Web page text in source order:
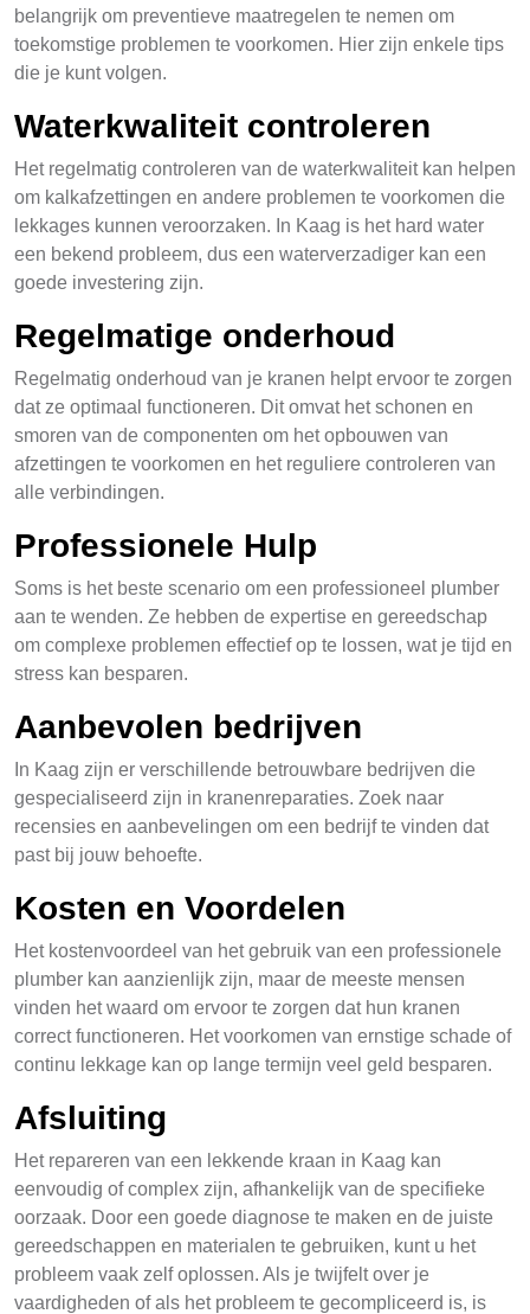
belangrijk om preventieve maatregelen te nemen om
toekomstige problemen te voorkomen. Hier zijn enkele tips
die je kunt volgen.
Waterkwaliteit controleren
Het regelmatig controleren van de waterkwaliteit kan helpen
om kalkafzettingen en andere problemen te voorkomen die
lekkages kunnen veroorzaken. In Kaag is het hard water
een bekend probleem, dus een waterverzadiger kan een
goede investering zijn.
Regelmatige onderhoud
Regelmatig onderhoud van je kranen helpt ervoor te zorgen
dat ze optimaal functioneren. Dit omvat het schonen en
smoren van de componenten om het opbouwen van
afzettingen te voorkomen en het reguliere controleren van
alle verbindingen.
Professionele Hulp
Soms is het beste scenario om een professioneel plumber
aan te wenden. Ze hebben de expertise en gereedschap
om complexe problemen effectief op te lossen, wat je tijd en
stress kan besparen.
Aanbevolen bedrijven
In Kaag zijn er verschillende betrouwbare bedrijven die
gespecialiseerd zijn in kranenreparaties. Zoek naar
recensies en aanbevelingen om een bedrijf te vinden dat
past bij jouw behoefte.
Kosten en Voordelen
Het kostenvoordeel van het gebruik van een professionele
plumber kan aanzienlijk zijn, maar de meeste mensen
vinden het waard om ervoor te zorgen dat hun kranen
correct functioneren. Het voorkomen van ernstige schade of
continu lekkage kan op lange termijn veel geld besparen.
Afsluiting
Het repareren van een lekkende kraan in Kaag kan
eenvoudig of complex zijn, afhankelijk van de specifieke
oorzaak. Door een goede diagnose te maken en de juiste
gereedschappen en materialen te gebruiken, kunt u het
probleem vaak zelf oplossen. Als je twijfelt over je
vaardigheden of als het probleem te gecompliceerd is, is